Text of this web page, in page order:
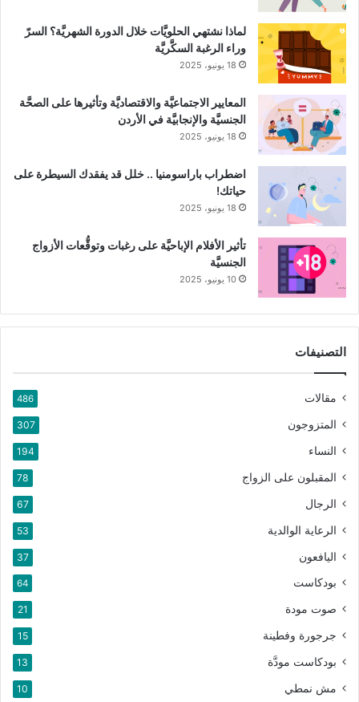
لماذا نشتهي الحلويَّات خلال الدورة الشهريَّة؟ السرّ
وراء الرغبة السكَّريَّة
18 يونيو، 2025
المعايير الاجتماعيَّة والاقتصاديَّة وتأثيرها على الصحَّة
الجنسيَّة والإنجابيَّة في الأردن
18 يونيو، 2025
اضطراب باراسومنيا .. خلل قد يفقدك السيطرة على
حياتك!
18 يونيو، 2025
تأثير الأفلام الإباحيَّة على رغبات وتوقُّعات الأزواج
الجنسيَّة
10 يونيو، 2025
التصنيفات
مقالات 486
المتزوجون 307
النساء 194
المقبلون على الزواج 78
الرجال 67
الرعاية الوالدية 53
اليافعون 37
بودكاست 64
صوت مودة 21
جرجورة وفطينة 15
بودكاست مودَّة 13
مش نمطي 10